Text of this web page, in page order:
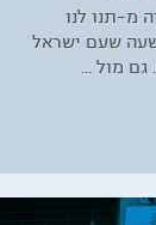
מ-תנו לנו
שעם ישראל
מול ...